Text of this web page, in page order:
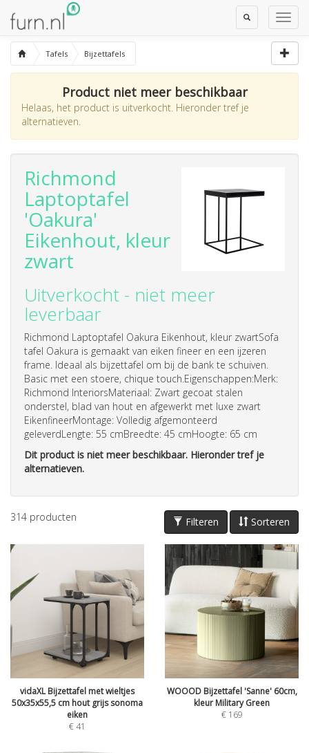
Toggle
Search
Tafels Bijzettafels
Product niet meer beschikbaar
Helaas, het product is uitverkocht. Hieronder tref je
alternatieven.
Richmond
Laptoptafel
'Oakura'
Eikenhout, kleur
zwart
Uitverkocht - niet meer
leverbaar
Richmond Laptoptafel Oakura Eikenhout, kleur zwartSofa
tafel Oakura is gemaakt van eiken fineer en een ijzeren
frame. Ideaal als bijzettafel om bij de bank te schuiven.
Basic met een stoere, chique touch.Eigenschappen:Merk:
Richmond InteriorsMateriaal: Zwart gecoat stalen
onderstel, blad van hout en afgewerkt met luxe zwart
EikenfineerMontage: Volledig afgemonteerd
geleverdLengte: 55 cmBreedte: 45 cmHoogte: 65 cm
Dit product is niet meer beschikbaar. Hieronder tref je
alternatieven.
Sorteren
Filteren
314 producten
vidaXL Bijzettafel met wieltjes
50x35x55,5 cm hout grijs sonoma
eiken
€41
WOOOD Bijzettafel 'Sanne' 60cm,
kleur Military Green
€ 169